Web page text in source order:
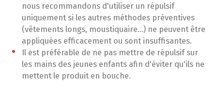
nous recommandons d'utiliser un répulsif
uniquement si les autres méthodes préventives
(vêtements longs, moustiquaire…) ne peuvent être
appliquées efficacement ou sont insuffisantes.
Il est préférable de ne pas mettre de répulsif sur
les mains des jeunes enfants afin d'éviter qu'ils ne
mettent le produit en bouche.